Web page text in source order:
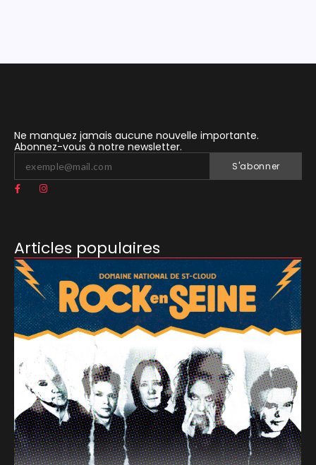
Ne manquez jamais aucune nouvelle importante.
Abonnez-vous à notre newsletter.
S'abonner
Articles populaires